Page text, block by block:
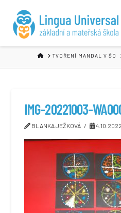
HOMETVOŘENÍ MANDAL V ŠD
IMG-20221003-
BLANKA JEŽKOVÁ 4.10.2022